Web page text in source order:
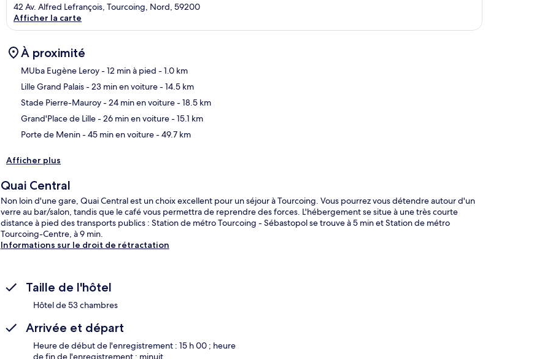
42 Av. Alfred Lefrançois, Tourcoing, Nord, 59200
Afficher la carte
À proximité
MUba Eugène Leroy- 12 min à pied - 1.0 km
Lille Grand Palais- 23 min en voiture- 14.5 km
Stade Pierre-Mauroy- 24 min en voiture- 18.5 km
Grand'Place de Lille- 26 min en voiture- 15.1 km
Porte de Menin- 45 min en voiture- 49.7 km
Afficher plus
Quai Central
Non loin d'une gare, Quai Central est un choix excellent pour un séjour à Tourcoing. Vous pourrez vous détendre autour d'un
verre au bar/salon, tandis que le café vous permettra de reprendre des forces. L'hébergement se situe à une très courte
distance à pied des transports publics : Station de métro Tourcoing - Sébastopol se trouve à 5 min et Station de métro
Tourcoing-Centre, à 9 min.
Informations sur le droit de rétractation
Taille de l'hôtel
Hôtel de 53 chambres
Arrivée et départ
Heure de début de l'enregistrement : 15 h 00 ; heure
de fin de l'enregistrement : minuit.